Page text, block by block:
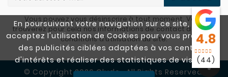
En poursuivant votre navigation sur ce site, vous
acceptez l'utilisation de Cookies pour vous proposer
des publicités ciblées adaptées à vos centres
d'intérêts et réaliser des statistiques de visites.
Vous pouvez vous désinscrire à tout moment. Vous
trouverez pour cela nos informations de contact dans les
conditions d'utilisation du site.
© Copyright 2026 Cludo . All Rights Reserved.
4.8
(44)